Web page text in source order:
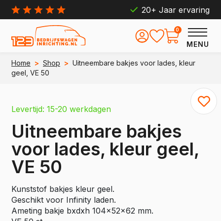
20+ Jaar ervaring
MENU
0
Home > Shop > Uitneembare bakjes voor lades, kleur
geel, VE 50
Levertijd: 15-20 werkdagen
Uitneembare bakjes
voor lades, kleur geel,
VE 50
Kunststof bakjes kleur geel.
Geschikt voor Infinity laden.
Ameting bakje bxdxh 104x52x62 mm.